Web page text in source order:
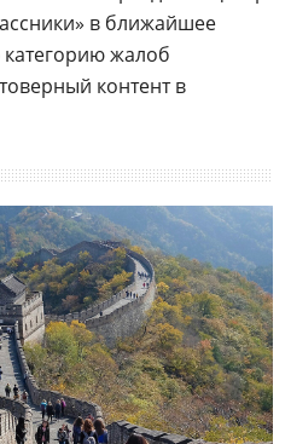
в ближайшее
жалоб
контент в